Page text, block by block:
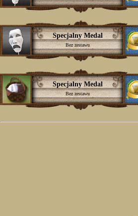
Specjalny Medal
Bez zestawu
Specjalny Medal
Bez zestawu